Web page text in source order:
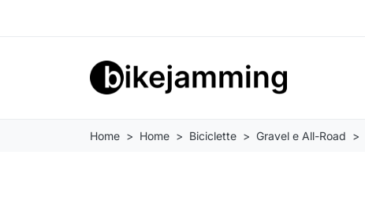
Home Home Biciclette Gravel e All-Road